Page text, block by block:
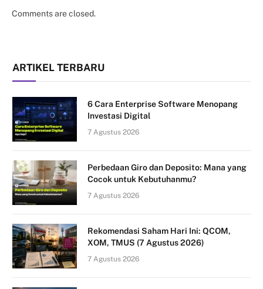
Comments are closed.
ARTIKEL TERBARU
6 Cara Enterprise Software Menopang
Investasi Digital
7 Agustus 2026
Perbedaan Giro dan Deposito: Mana yang
Cocok untuk Kebutuhanmu?
7 Agustus 2026
Rekomendasi Saham Hari Ini: QCOM,
XOM, TMUS (7 Agustus 2026)
7 Agustus 2026